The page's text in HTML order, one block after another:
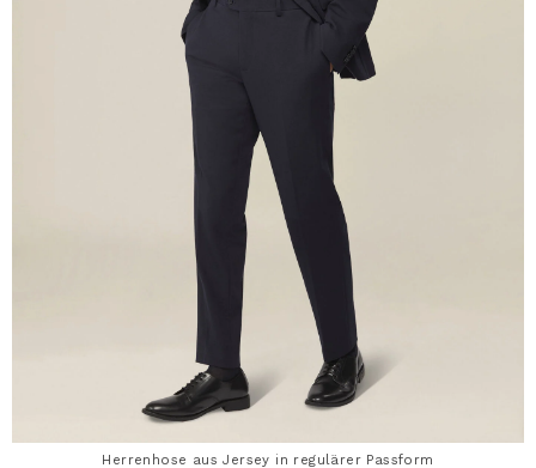
Herrenhose aus Jersey in regulärer Passform